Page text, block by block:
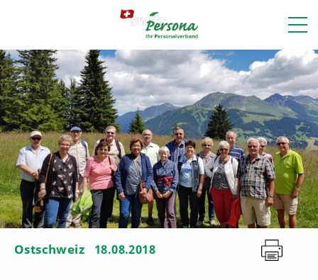
Ostschweiz 18.08.2018